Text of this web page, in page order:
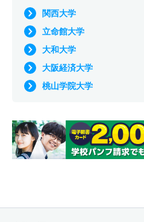
関西大学
立命館大学
大和大学
大阪経済大学
桃山学院大学